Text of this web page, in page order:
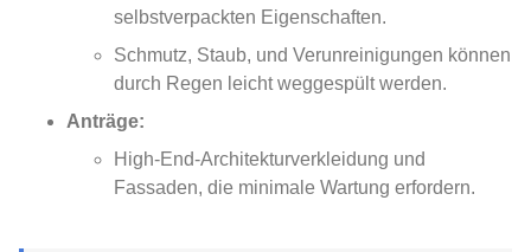
selbstverpackten Eigenschaften.
Schmutz, Staub, und Verunreinigungen können
durch Regen leicht weggespült werden.
Anträge:
High-End-Architekturverkleidung und
Fassaden, die minimale Wartung erfordern.